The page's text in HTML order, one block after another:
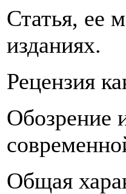
Статья, ее
изданиях.
Рецензия
Обозрение
Общая